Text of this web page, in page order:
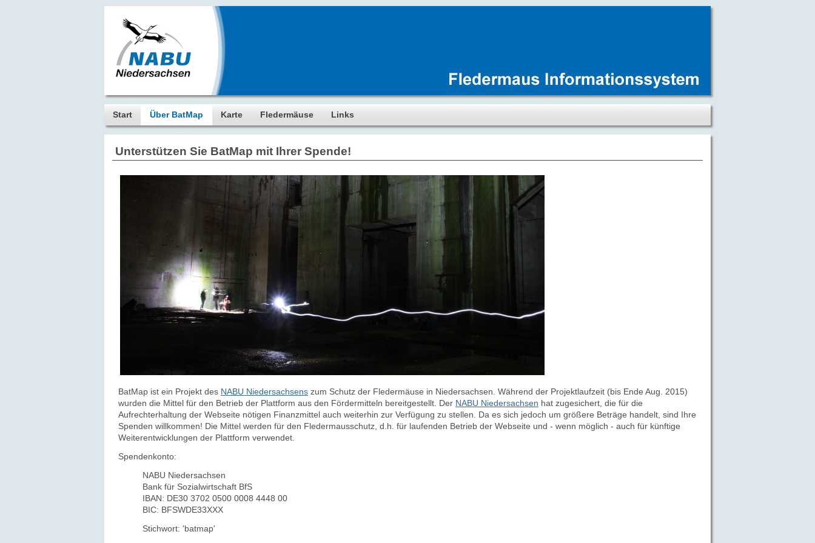
Start Über BatMap Karte Fledermäuse Links
Unterstützen Sie BatMap mit Ihrer Spende!
BatMap ist ein Projekt des NABU Niedersachsens zum Schutz der Fledermäuse in Niedersachsen. Während der Projektlaufzeit (bis Ende Aug. 2015)
wurden die Mittel für den Betrieb der Plattform aus den Fördermitteln bereitgestellt. Der NABU Niedersachsen hat zugesichert, die für die
Aufrechterhaltung der Webseite nötigen Finanzmittel auch weiterhin zur Verfügung zu stellen. Da es sich jedoch um größere Beträge handelt, sind Ihre
Spenden willkommen! Die Mittel werden für den Fledermausschutz, d.h. für laufenden Betrieb der Webseite und - wenn möglich - auch für künftige
Weiterentwicklungen der Plattform verwendet.
Spendenkonto:
NABU Niedersachsen
Bank für Sozialwirtschaft BfS
IBAN: DE30 3702 0500 0008 4448 00
BIC: BFSWDE33XXX
Stichwort: 'batmap'